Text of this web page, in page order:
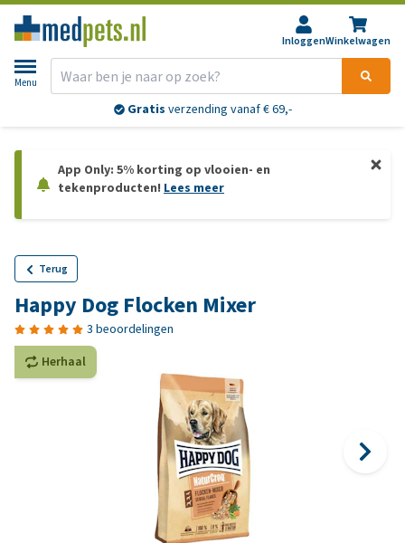
InloggenWinkelwagen
Menu
Gratis verzending vanaf € 69,-
App Only: 5% korting op vlooien- en
tekenproducten! Lees meer
Terug
Happy Dog Flocken Mixer
3 beoordelingen
Herhaal